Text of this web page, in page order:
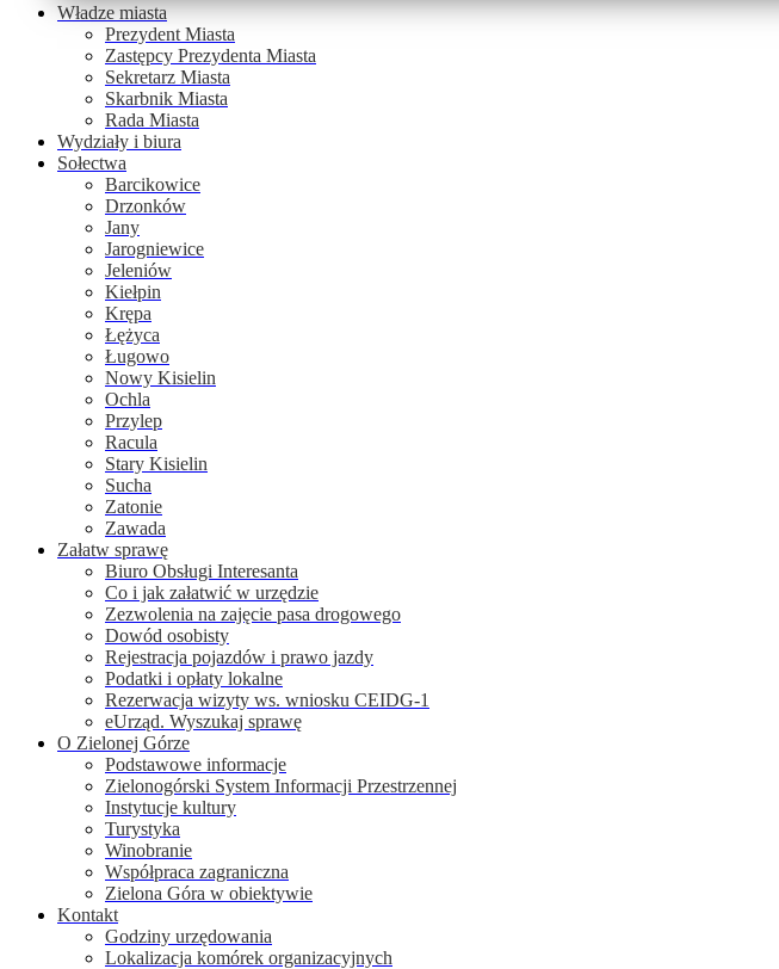
Władze miasta
Prezydent Miasta
Zastępcy Prezydenta Miasta
Sekretarz Miasta
Skarbnik Miasta
Rada Miasta
Wydziały i biura
Sołectwa
Barcikowice
Drzonków
Jany
Jarogniewice
Jeleniów
Kiełpin
Krępa
Łężyca
Ługowo
Nowy Kisielin
Ochla
Przylep
Racula
Stary Kisielin
Sucha
Zatonie
Zawada
Załatw sprawę
Biuro Obsługi Interesanta
Co i jak załatwić w urzędzie
Zezwolenia na zajęcie pasa drogowego
Dowód osobisty
Rejestracja pojazdów i prawo jazdy
Podatki i opłaty lokalne
Rezerwacja wizyty ws. wniosku CEIDG-1
eUrząd. Wyszukaj sprawę
O Zielonej Górze
Podstawowe informacje
Zielonogórski System Informacji Przestrzennej
Instytucje kultury
Turystyka
Winobranie
Współpraca zagraniczna
Zielona Góra w obiektywie
Kontakt
Godziny urzędowania
Lokalizacja komórek organizacyjnych